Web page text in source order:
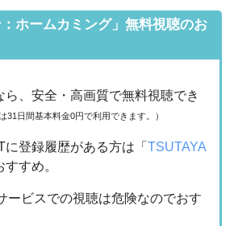
：ホームカミング」無料視聴のお
ら、安全・高画質で無料視聴でき
31日間基本料金0円で利用できます。）
に登録履歴がある方は「TSUTAYA
すすめ。
ービスでの視聴は危険なのでおす